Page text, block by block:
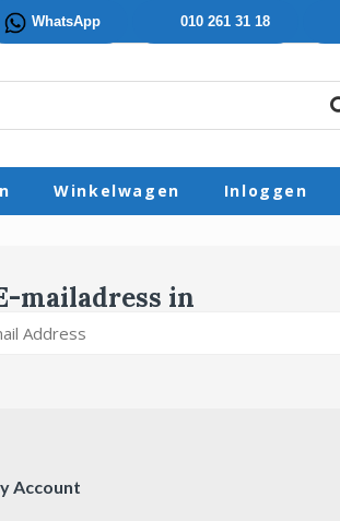
WhatsApp 010 261 31 18
Winkelwagen
Inloggen
mailadress in
Account